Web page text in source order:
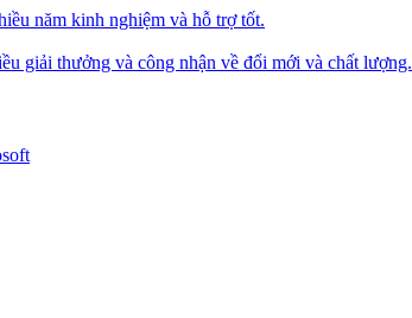
năm kinh nghiệm và hỗ trợ tốt.
giải thưởng và công nhận về đổi mới và chất lượng.